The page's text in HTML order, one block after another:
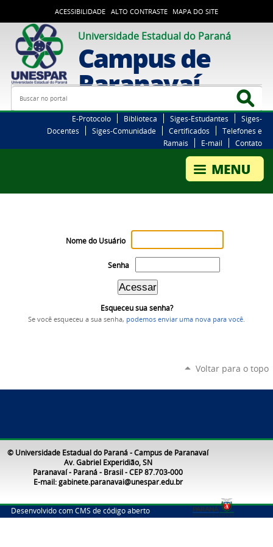
ACESSIBILIDADE ALTO CONTRASTE MAPA DO SITE
Universidade Estadual do Paraná
Campus de
Paranavaí
Busca
E-Protocolo Biblioteca Siges-Estudantes
Siges-
Docentes
Siges-Comunidade Certificados
Telefones e
Ramais
E-mail Contato
Nome do Usuário
Senha
Esqueceu sua senha?
Se você esqueceu a sua senha, podemos enviar uma nova para você
Voltar para o topo
© Universidade Estadual do Paraná - Campus de Paranavaí
Av. Gabriel Experidião, SN
Paranavaí - Paraná - Brasil - CEP 87.703-000
E-mail: gabinete.paranavai@unespar.edu.br
Desenvolvido com CMS de código aberto